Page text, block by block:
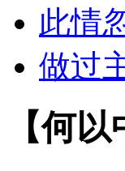
此情
做过
【何以